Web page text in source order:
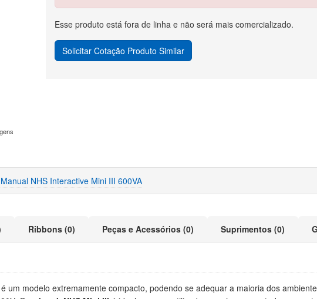
Esse produto está fora de linha e não será mais comercializado.
Solicitar Cotação Produto Similar
Manual NHS Interactive Mini III 600VA
Ribbons (0) Peças e Acessórios (0) Suprimentos (0)
é um modelo extremamente compacto, podendo se adequar a maioria dos